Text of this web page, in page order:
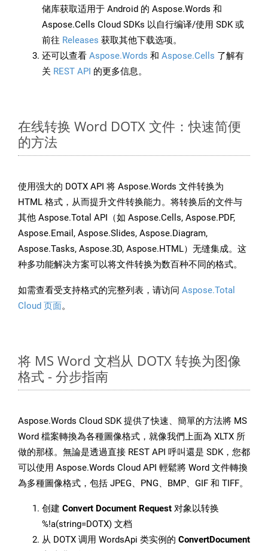
储库获取适用于 Android 的 Aspose.Words 和
Aspose.Cells Cloud SDKs 以自行编译/使用 SDK 或
前往 Releases 获取其他下载选项。
还可以查看 Aspose.Words 和 Aspose.Cells 了解有
关 REST API 的更多信息。
在线转换 Word DOTX 文件：快速简便
的方法
使用强大的 DOTX API 将 Aspose.Words 文件转换为
HTML 格式，从而提升文件转换能力。将转换后的文件与
其他 Aspose.Total API（如 Aspose.Cells, Aspose.PDF,
Aspose.Email, Aspose.Slides, Aspose.Diagram,
Aspose.Tasks, Aspose.3D, Aspose.HTML）无缝集成。这
种多功能解决方案可以将文件转换为数百种不同的格式。
如需查看受支持格式的完整列表，请访问 Aspose.Total
Cloud 页面。
将 MS Word 文档从 DOTX 转换为图像
格式 - 分步指南
Aspose.Words Cloud SDK 提供了快速、簡單的方法將 MS
Word 檔案轉換為各種圖像格式，就像我們上面為 XLTX 所
做的那樣。無論是透過直接 REST API 呼叫還是 SDK，您都
可以使用 Aspose.Words Cloud API 輕鬆將 Word 文件轉換
為多種圖像格式，包括 JPEG、PNG、BMP、GIF 和 TIFF。
创建 Convert Document Request 对象以转换
%!a(string=DOTX) 文档
从 DOTX 调用 WordsApi 类实例的 ConvertDocument